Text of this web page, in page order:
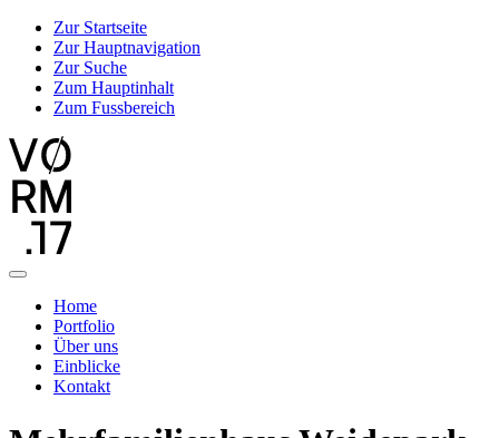
Zur Startseite
Zur Hauptnavigation
Zur Suche
Zum Hauptinhalt
Zum Fussbereich
Home
Portfolio
Über uns
Einblicke
Kontakt